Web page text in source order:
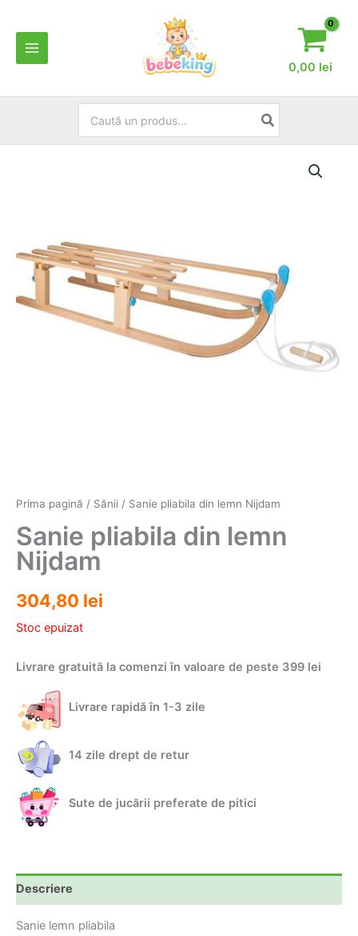
content
0,00 lei
for:
Prima pagină / Sănii / Sanie pliabila din lemn Nijdam
Sanie pliabila din lemn
Nijdam
304,80 lei
Stoc epuizat
Livrare gratuită la comenzi în valoare de peste 399 lei
Livrare rapidă în 1-3 zile
14 zile drept de retur
Sute de jucării preferate de pitici
Descriere
Sanie lemn pliabila